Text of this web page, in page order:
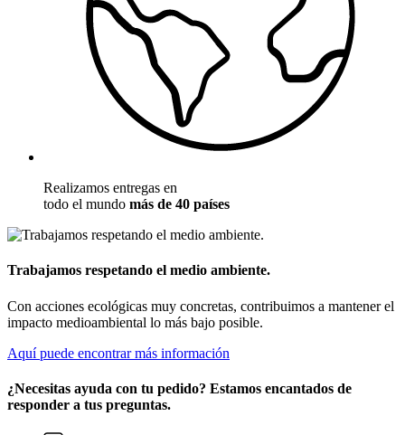
Realizamos entregas en
todo el mundo más de 40 países
Trabajamos respetando el medio ambiente.
Con acciones ecológicas muy concretas, contribuimos a mantener el
impacto medioambiental lo más bajo posible.
Aquí puede encontrar más información
¿Necesitas ayuda con tu pedido? Estamos encantados de
responder a tus preguntas.